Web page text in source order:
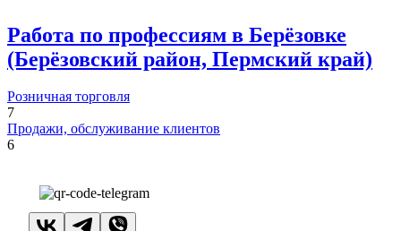
Работа по профессиям в Берёзовке
(Берёзовский район, Пермский край)
Розничная торговля
7
Продажи, обслуживание клиентов
6